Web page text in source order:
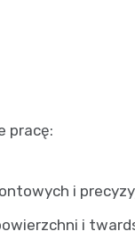
pracę:
i
i